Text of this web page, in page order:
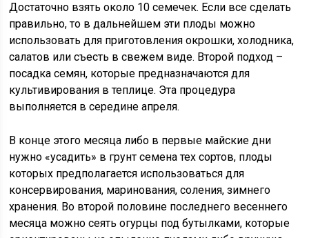
Достаточно взять около 10 семечек. Если все сделать
правильно, то в дальнейшем эти плоды можно
использовать для приготовления окрошки, холодника,
салатов или съесть в свежем виде. Второй подход –
посадка семян, которые предназначаются для
культивирования в теплице. Эта процедура
выполняется в середине апреля.
В конце этого месяца либо в первые майские дни
нужно «усадить» в грунт семена тех сортов, плоды
которых предполагается использоваться для
консервирования, маринования, соления, зимнего
хранения. Во второй половине последнего весеннего
месяца можно сеять огурцы под бутылками, которые